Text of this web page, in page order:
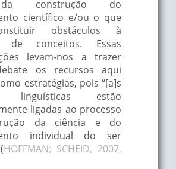
construção do
científico e/ou o que
obstáculos à
de conceitos. Essas
levam-nos a trazer
os recursos aqui
estratégias, pois “[a]s
linguísticas estão
ligadas ao processo
da ciência e do
individual do ser
HOFFMAN; SCHEID, 2007,